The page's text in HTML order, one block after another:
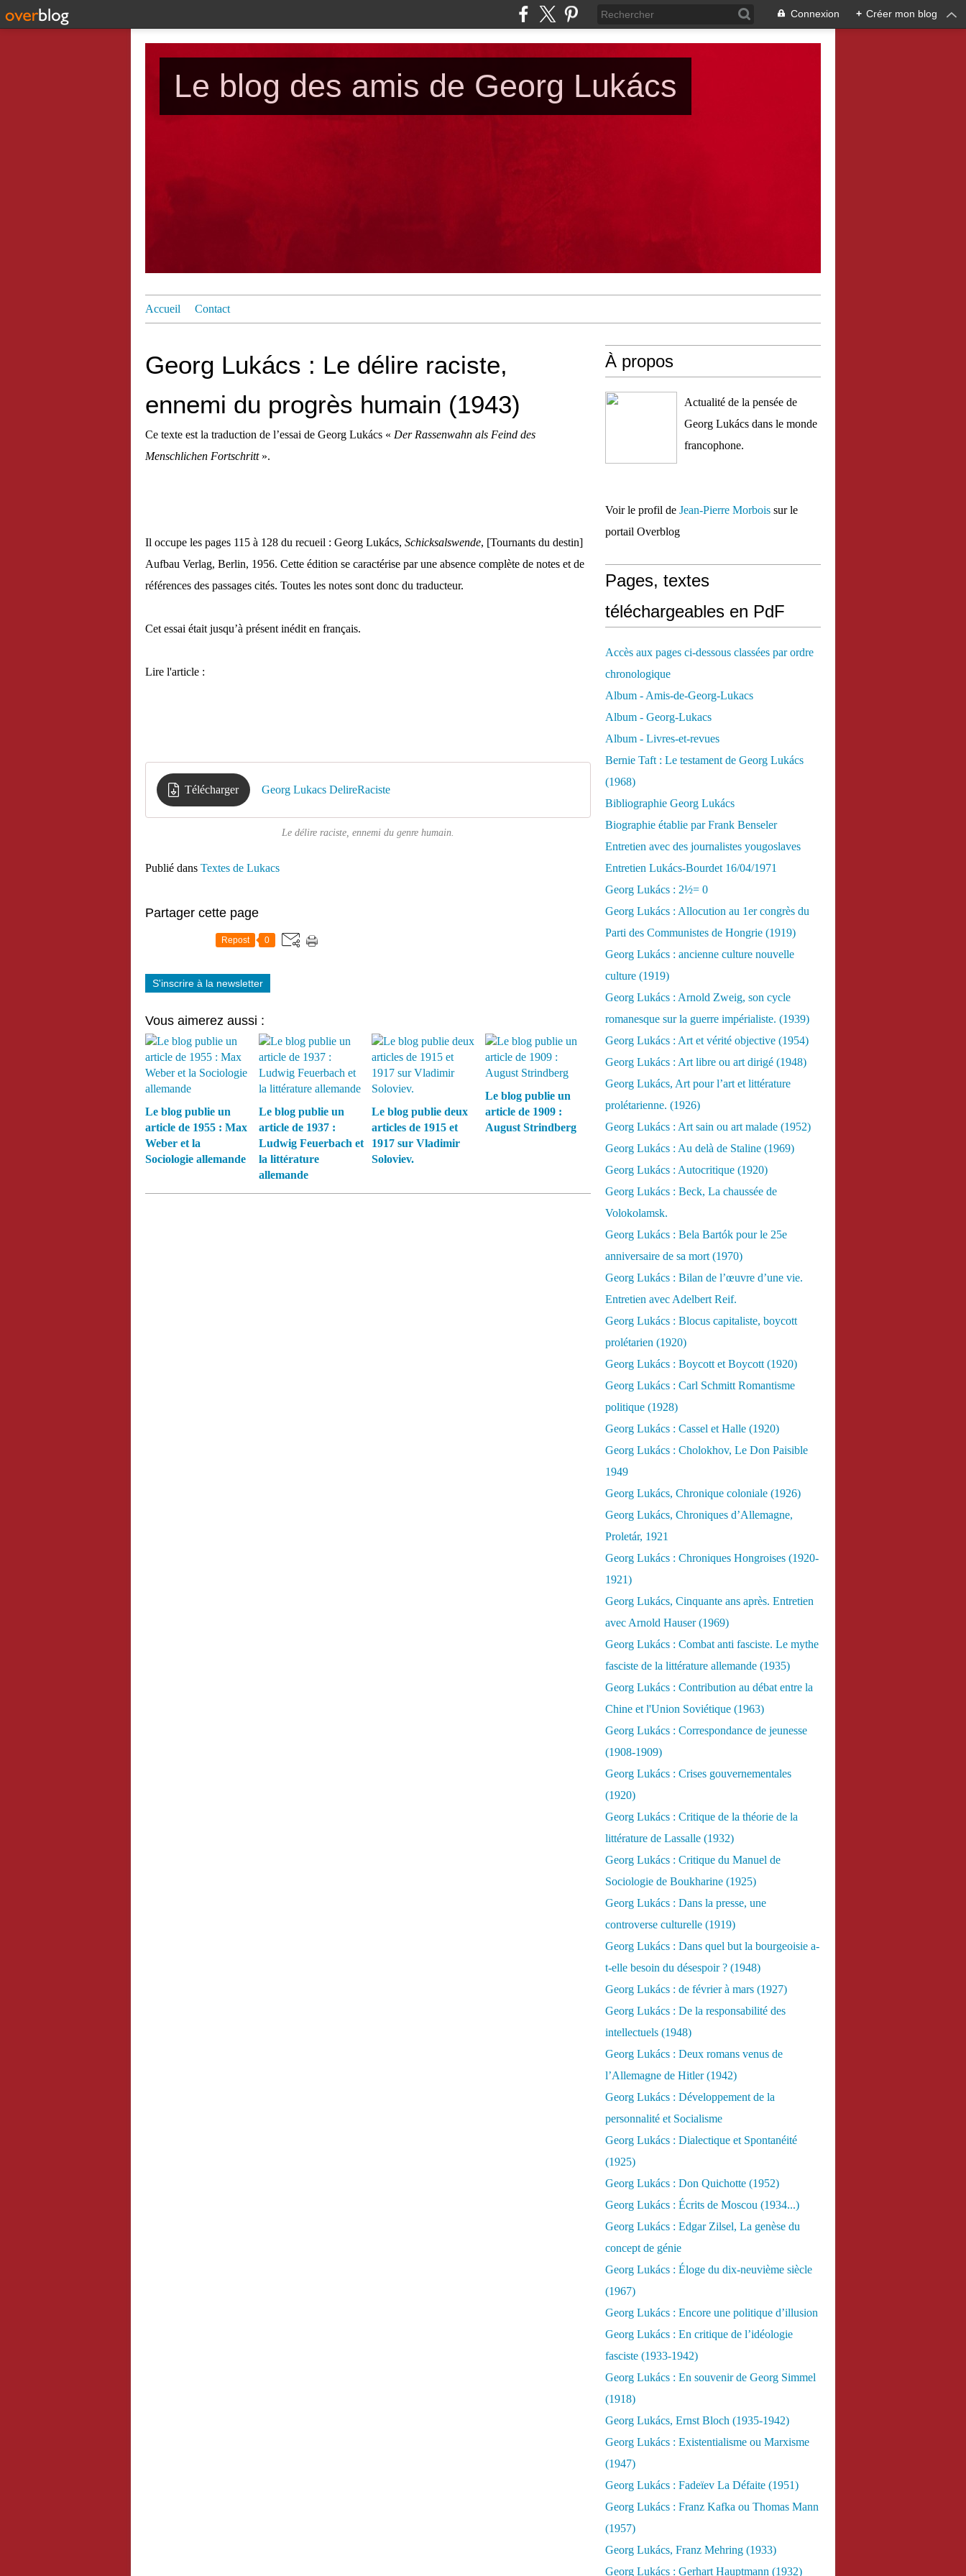
Connexion + Créer mon blog
Le blog des amis de Georg Lukács
Accueil Contact
Georg Lukács : Le délire raciste,
ennemi du progrès humain (1943)
Ce texte est la traduction de l’essai de Georg Lukács « Der Rassenwahn als Feind des
Menschlichen Fortschritt ».
Il occupe les pages 115 à 128 du recueil : Georg Lukács, Schicksalswende, [Tournants du destin]
Aufbau Verlag, Berlin, 1956. Cette édition se caractérise par une absence complète de notes et de
références des passages cités. Toutes les notes sont donc du traducteur.
Cet essai était jusqu’à présent inédit en français.
Lire l'article :
Télécharger Georg Lukacs DelireRaciste
Le délire raciste, ennemi du genre humain.
Publié dans Textes de Lukacs
Partager cette page
Repost 0
S'inscrire à la newsletter
Vous aimerez aussi :
Le blog publie un
article de 1955 : Max
Weber et la
Sociologie allemande
Le blog publie un
article de 1937 :
Ludwig Feuerbach et
la littérature
allemande
Le blog publie deux
articles de 1915 et
1917 sur Vladimir
Soloviev.
Le blog publie un
article de 1909 :
August Strindberg
À propos
Actualité de la pensée de
Georg Lukács dans le monde
francophone.
Voir le profil de Jean-Pierre Morbois sur le
portail Overblog
Pages, textes
téléchargeables en PdF
Accès aux pages ci-dessous classées par ordre
chronologique
Album - Amis-de-Georg-Lukacs
Album - Georg-Lukacs
Album - Livres-et-revues
Bernie Taft : Le testament de Georg Lukács
(1968)
Bibliographie Georg Lukács
Biographie établie par Frank Benseler
Entretien avec des journalistes yougoslaves
Entretien Lukács-Bourdet 16/04/1971
Georg Lukács : 2½= 0
Georg Lukács : Allocution au 1er congrès du
Parti des Communistes de Hongrie (1919)
Georg Lukács : ancienne culture nouvelle
culture (1919)
Georg Lukács : Arnold Zweig, son cycle
romanesque sur la guerre impérialiste. (1939)
Georg Lukács : Art et vérité objective (1954)
Georg Lukács : Art libre ou art dirigé (1948)
Georg Lukács, Art pour l’art et littérature
prolétarienne. (1926)
Georg Lukács : Art sain ou art malade (1952)
Georg Lukács : Au delà de Staline (1969)
Georg Lukács : Autocritique (1920)
Georg Lukács : Beck, La chaussée de
Volokolamsk.
Georg Lukács : Bela Bartók pour le 25e
anniversaire de sa mort (1970)
Georg Lukács : Bilan de l’œuvre d’une vie.
Entretien avec Adelbert Reif.
Georg Lukács : Blocus capitaliste, boycott
prolétarien (1920)
Georg Lukács : Boycott et Boycott (1920)
Georg Lukács : Carl Schmitt Romantisme
politique (1928)
Georg Lukács : Cassel et Halle (1920)
Georg Lukács : Cholokhov, Le Don Paisible
1949
Georg Lukács, Chronique coloniale (1926)
Georg Lukács, Chroniques d’Allemagne,
Proletár, 1921
Georg Lukács : Chroniques Hongroises (1920-
1921)
Georg Lukács, Cinquante ans après. Entretien
avec Arnold Hauser (1969)
Georg Lukács : Combat anti fasciste. Le mythe
fasciste de la littérature allemande (1935)
Georg Lukács : Contribution au débat entre la
Chine et l'Union Soviétique (1963)
Georg Lukács : Correspondance de jeunesse
(1908-1909)
Georg Lukács : Crises gouvernementales
(1920)
Georg Lukács : Critique de la théorie de la
littérature de Lassalle (1932)
Georg Lukács : Critique du Manuel de
Sociologie de Boukharine (1925)
Georg Lukács : Dans la presse, une
controverse culturelle (1919)
Georg Lukács : Dans quel but la bourgeoisie a-
t-elle besoin du désespoir ? (1948)
Georg Lukács : de février à mars (1927)
Georg Lukács : De la responsabilité des
intellectuels (1948)
Georg Lukács : Deux romans venus de
l’Allemagne de Hitler (1942)
Georg Lukács : Développement de la
personnalité et Socialisme
Georg Lukács : Dialectique et Spontanéité
(1925)
Georg Lukács : Don Quichotte (1952)
Georg Lukács : Écrits de Moscou (1934...)
Georg Lukács : Edgar Zilsel, La genèse du
concept de génie
Georg Lukács : Éloge du dix-neuvième siècle
(1967)
Georg Lukács : Encore une politique d’illusion
Georg Lukács : En critique de l’idéologie
fasciste (1933-1942)
Georg Lukács : En souvenir de Georg Simmel
(1918)
Georg Lukács, Ernst Bloch (1935-1942)
Georg Lukács : Existentialisme ou Marxisme
(1947)
Georg Lukács : Fadeïev La Défaite (1951)
Georg Lukács : Franz Kafka ou Thomas Mann
(1957)
Georg Lukács, Franz Mehring (1933)
Georg Lukács : Gerhart Hauptmann (1932)